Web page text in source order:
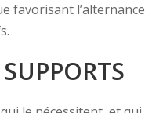
favorisant